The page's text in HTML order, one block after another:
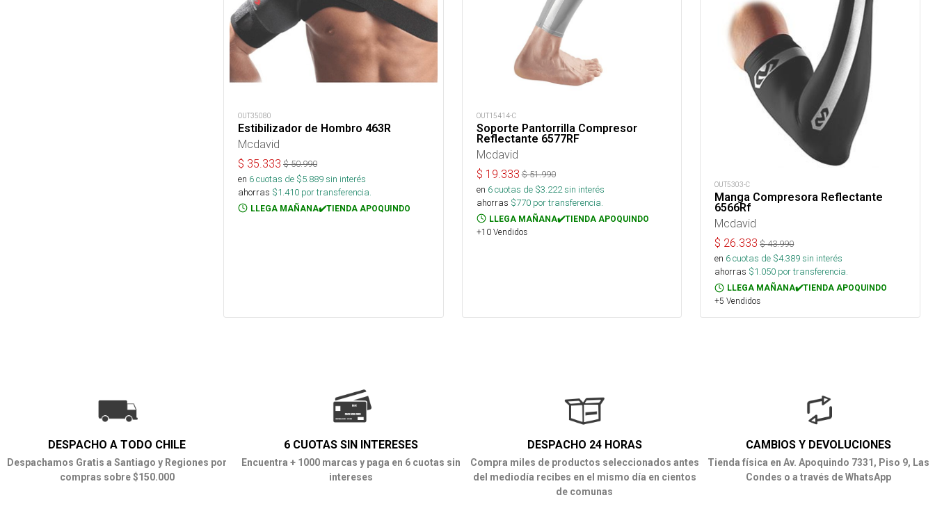
OUT35080
Estibilizador de Hombro 463R
Mcdavid
$ 35.333 $50.990
en 6cuotas de $5.889sin interés
ahorras $1.410 por transferencia.
LLEGA MAÑANA✔️TIENDA APOQUINDO
OUT15414-C
Soporte Pantorrilla Compresor
Reflectante 6577RF
Mcdavid
$ 19.333 $51.990
en 6cuotas de $3.222sin interés
ahorras $770por transferencia.
LLEGA MAÑANA✔️TIENDA APOQUINDO
+10 Vendidos
OUT5303-C
Manga Compresora Reflectante
6566Rf
Mcdavid
$ 26.333 $43.990
en 6cuotas de $4.389sin interés
ahorras $1.050 por transferencia.
LLEGA MAÑANA✔️TIENDA APOQUINDO
+5 Vendidos
DESPACHO A TODO CHILE
Despachamos Gratis a Santiago y Regiones por
compras sobre $150.000
6 CUOTAS SIN INTERESES
Encuentra + 1000 marcas y paga en 6 cuotas sin
intereses
DESPACHO 24 HORAS
Compra miles de productos seleccionados antes
del mediodía recibes en el mismo día en cientos
de comunas
CAMBIOS Y DEVOLUCIONES
Tienda física en Av. Apoquindo 7331, Piso 9, Las
Condes o a través de WhatsApp